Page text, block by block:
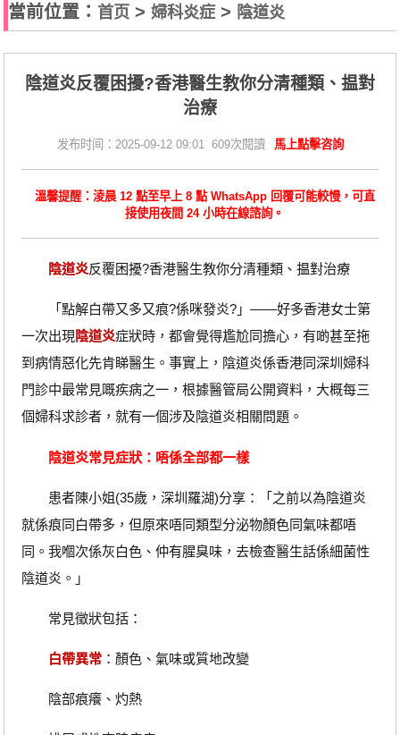
當前位置： 首页 >婦科炎症> 陰道炎
陰道炎反覆困擾?香港醫生教你分清種類、揾對
治療
发布时间：2025-09-12 09:01 609次閱讀 馬上點擊咨詢
溫馨提醒：淩晨 12 點至早上 8 點 WhatsApp 回覆可能較慢，可直
接使用夜間 24 小時在線諮詢。
陰道炎反覆困擾?香港醫生教你分清種類、揾對治療
「點解白帶又多又痕?係咪發炎?」——好多香港女士第
一次出現陰道炎症狀時，都會覺得尷尬同擔心，有啲甚至拖
到病情惡化先肯睇醫生。事實上，陰道炎係香港同深圳婦科
門診中最常見嘅疾病之一，根據醫管局公開資料，大概每三
個婦科求診者，就有一個涉及陰道炎相關問題。
陰道炎常見症狀：唔係全部都一樣
患者陳小姐(35歲，深圳羅湖)分享：「之前以為陰道炎
就係痕同白帶多，但原來唔同類型分泌物顏色同氣味都唔
同。我嗰次係灰白色、仲有腥臭味，去檢查醫生話係細菌性
陰道炎。」
常見徵狀包括：
白帶異常：顏色、氣味或質地改變
陰部痕癢、灼熱